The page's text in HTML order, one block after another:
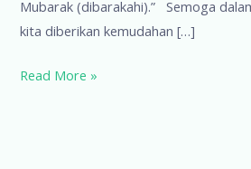
Mubarak (dibarakahi).” Semoga
kita diberikan kemudahan […]
Selamat
Read More »